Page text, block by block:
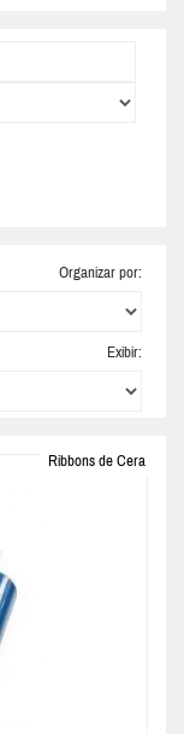
Organizar por:
Exibir:
Ribbons de Cera